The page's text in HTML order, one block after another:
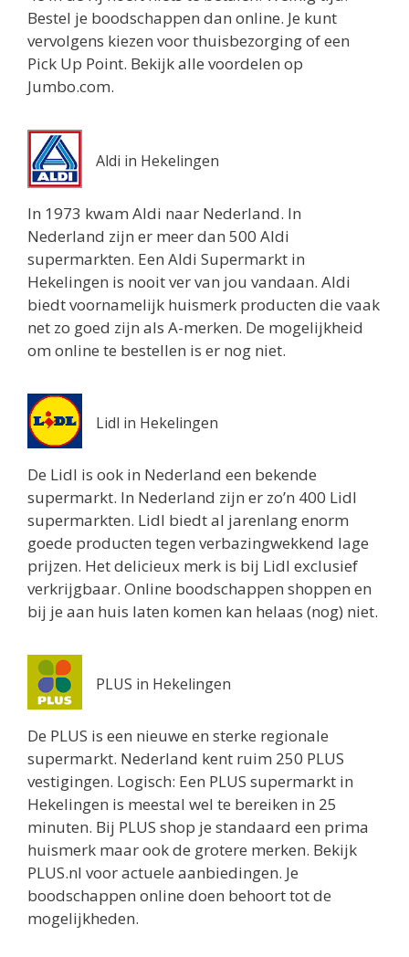
2.3 km
Routebeschrijving
Bestel je boodschappen dan online. Je kunt
vervolgens kiezen voor thuisbezorging of een
Pick Up Point. Bekijk alle voordelen op
Jumbo.com.
Aldi in Hekelingen
In 1973 kwam Aldi naar Nederland. In
Nederland zijn er meer dan 500 Aldi
supermarkten. Een Aldi Supermarkt in
Hekelingen is nooit ver van jou vandaan. Aldi
biedt voornamelijk huismerk producten die vaak
net zo goed zijn als A-merken. De mogelijkheid
om online te bestellen is er nog niet.
Lidl in Hekelingen
De Lidl is ook in Nederland een bekende
supermarkt. In Nederland zijn er zo’n 400 Lidl
supermarkten. Lidl biedt al jarenlang enorm
goede producten tegen verbazingwekkend lage
prijzen. Het delicieux merk is bij Lidl exclusief
verkrijgbaar. Online boodschappen shoppen en
bij je aan huis laten komen kan helaas (nog) niet.
PLUS in Hekelingen
De PLUS is een nieuwe en sterke regionale
supermarkt. Nederland kent ruim 250 PLUS
vestigingen. Logisch: Een PLUS supermarkt in
Hekelingen is meestal wel te bereiken in 25
minuten. Bij PLUS shop je standaard een prima
huismerk maar ook de grotere merken. Bekijk
PLUS.nl voor actuele aanbiedingen. Je
boodschappen online doen behoort tot de
mogelijkheden.